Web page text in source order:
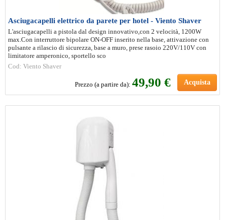
Asciugacapelli elettrico da parete per hotel - Viento Shaver
L'asciugacapelli a pistola dal design innovativo,con 2 velocità, 1200W
max.Con interruttore bipolare ON-OFF inserito nella base, attivazione con
pulsante a rilascio di sicurezza, base a muro, prese rasoio 220V/110V con
limitatore amperonico, sportello sco
Cod: Viento Shaver
Prezzo (a partire da): 49,90 € Acquista